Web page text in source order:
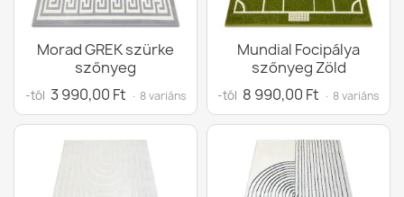
Morad GREK szürke
szőnyeg
-tól 3 990,00 Ft · 8 variáns
Mundial Focipálya
szőnyeg Zöld
-tól 8 990,00 Ft · 8 variáns